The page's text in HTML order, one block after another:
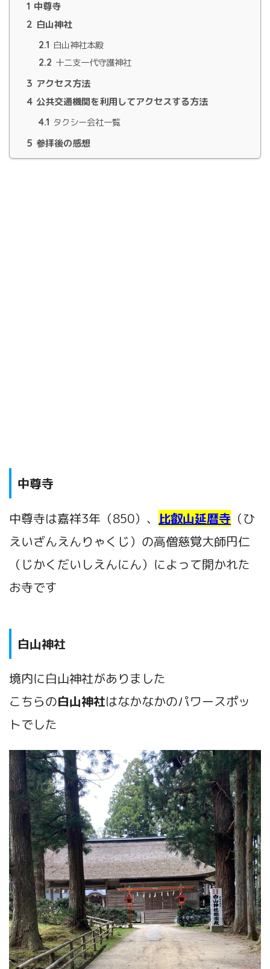
1 中尊寺
2 白山神社
2.1 白山神社本殿
2.2 十二支一代守護神社
3 アクセス方法
4 公共交通機関を利用してアクセスする方法
4.1 タクシー会社一覧
5 参拝後の感想
中尊寺
中尊寺は嘉祥3年（850）、 比叡山延暦寺 （ひ
えいざんえんりゃくじ）の高僧慈覚大師円仁
（じかくだいしえんにん）によって開かれた
お寺です
白山神社
境内に白山神社がありました
こちらの白山神社はなかなかのパワースポッ
トでした